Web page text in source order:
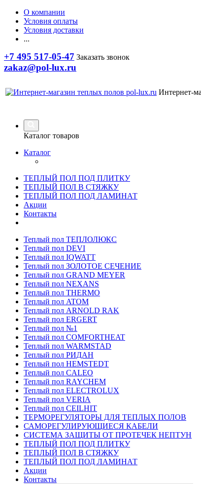
О компании
Условия оплаты
Условия доставки
...
+7 495 517-05-47 Заказать звонок
zakaz@pol-lux.ru
Интернет-
Каталог товаров
Каталог
ТЕПЛЫЙ ПОЛ ПОД ПЛИТКУ
ТЕПЛЫЙ ПОЛ В СТЯЖКУ
ТЕПЛЫЙ ПОЛ ПОД ЛАМИНАТ
Акции
Контакты
Теплый пол ТЕПЛОЛЮКС
Теплый пол DEVI
Теплый пол IQWATT
Теплый пол ЗОЛОТОЕ СЕЧЕНИЕ
Теплый пол GRAND MEYER
Теплый пол NEXANS
Теплый пол THERMO
Теплый пол ATOM
Теплый пол ARNOLD RAK
Теплый пол ERGERT
Теплый пол №1
Теплый пол COMFORTHEAT
Теплый пол WARMSTAD
Теплый пол РИДАН
Теплый пол HEMSTEDT
Теплый пол CALEO
Теплый пол RAYCHEM
Теплый пол ELECTROLUX
Теплый пол VERIA
Теплый пол CEILHIT
ТЕРМОРЕГУЛЯТОРЫ ДЛЯ ТЕПЛЫХ ПОЛОВ
САМОРЕГУЛИРУЮЩИЕСЯ КАБЕЛИ
СИСТЕМА ЗАЩИТЫ ОТ ПРОТЕЧЕК НЕПТУН
ТЕПЛЫЙ ПОЛ ПОД ПЛИТКУ
ТЕПЛЫЙ ПОЛ В СТЯЖКУ
ТЕПЛЫЙ ПОЛ ПОД ЛАМИНАТ
Акции
Контакты